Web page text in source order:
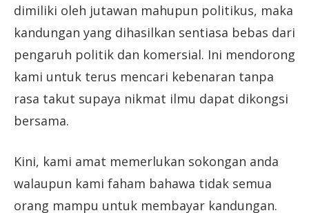
dimiliki oleh jutawan mahupun politikus, maka
kandungan yang dihasilkan sentiasa bebas dari
pengaruh politik dan komersial. Ini mendorong
kami untuk terus mencari kebenaran tanpa
rasa takut supaya nikmat ilmu dapat dikongsi
bersama.
Kini, kami amat memerlukan sokongan anda
walaupun kami faham bahawa tidak semua
orang mampu untuk membayar kandungan.